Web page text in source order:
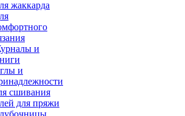
жаккарда
и
и
сшивания
для пряжи